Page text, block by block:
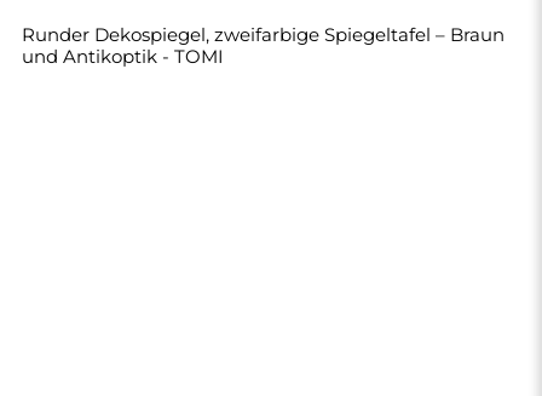
Runder Dekospiegel, zweifarbige Spiegeltafel – Braun
und Antikoptik - TOMI